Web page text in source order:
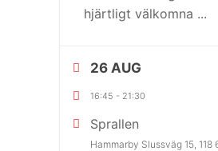
hjärtligt välkomna ...
26 AUG
16:45 - 21:30
Sprallen
Hammarby Slussväg 15, 118